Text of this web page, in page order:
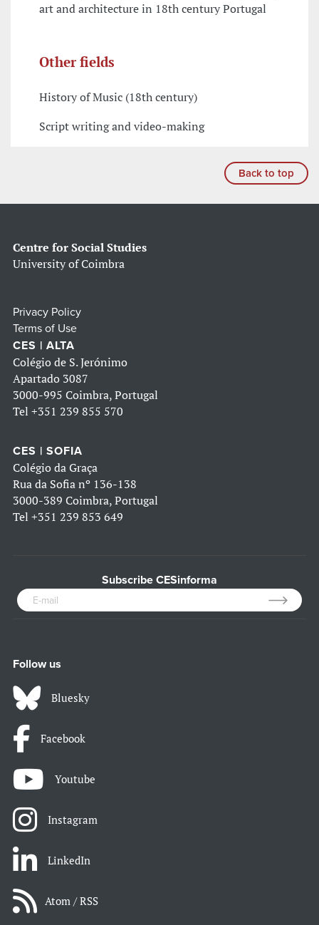
art and architecture in 18th century Portugal
Other fields
History of Music (18th century)
Script writing and video-making
Back to top
Centre for Social Studies
University of Coimbra
Privacy Policy
Terms of Use
CES | ALTA
Colégio de S. Jerónimo
Apartado 3087
3000-995 Coimbra, Portugal
Tel +351 239 855 570
CES | SOFIA
Colégio da Graça
Rua da Sofia nº 136-138
3000-389 Coimbra, Portugal
Tel +351 239 853 649
Subscribe CESinforma
Follow us
Bluesky
Facebook
Youtube
Instagram
LinkedIn
Atom / RSS